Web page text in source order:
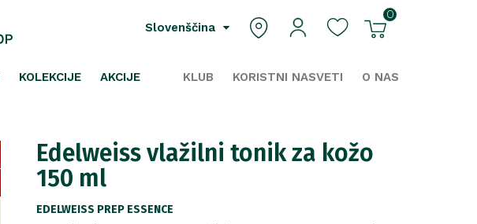
Slovenščina
0
KOLEKCIJE AKCIJE O NAS
KORISTNI NASVETI
KLUB
Edelweiss vlažilni tonik za kožo
150 ml
EDELWEISS PREP ESSENCE